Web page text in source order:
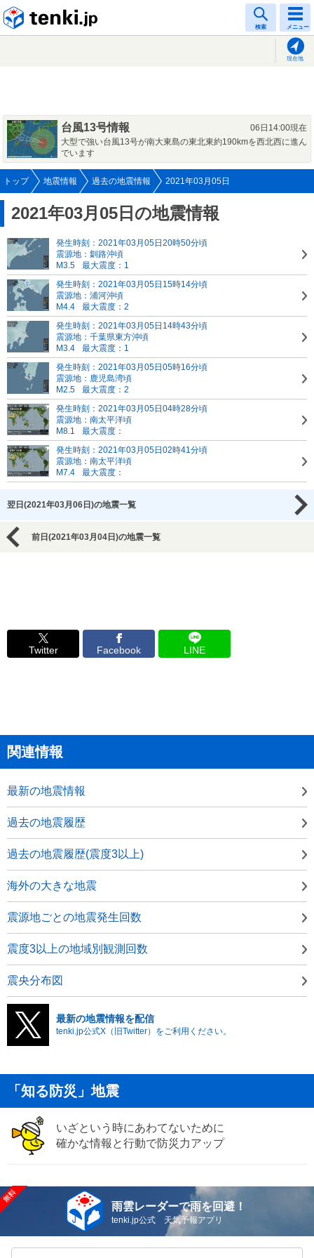
検索 メニュー
現在地
台風13号情報
06日14:00現在
大型で強い台風13号が南大東島の東北東約190kmを西北西に進ん
でいます
トップ 地震情報 過去の地震情報 2021年03月05日
2021年03月05日の地震情報
発生時刻：2021年03月05日20時50分頃
震源地：釧路沖頃
M3.5
最大震度：1
発生時刻：2021年03月05日15時14分頃
震源地：浦河沖頃
M4.4
最大震度：2
発生時刻：2021年03月05日14時43分頃
震源地：千葉県東方沖頃
M3.4
最大震度：1
発生時刻：2021年03月05日05時16分頃
震源地：鹿児島湾頃
M2.5
最大震度：2
発生時刻：2021年03月05日04時28分頃
震源地：南太平洋頃
M8.1
最大震度：
発生時刻：2021年03月05日02時41分頃
震源地：南太平洋頃
M7.4
最大震度：
翌日(2021年03月06日)の地震一覧
前日(2021年03月04日)の地震一覧
Twitter Facebook LINE
関連情報
最新の地震情報
過去の地震履歴
過去の地震履歴(震度3以上)
海外の大きな地震
震源地ごとの地震発生回数
震度3以上の地域別観測回数
震央分布図
最新の地震情報を配信
tenki.jp公式X（旧Twitter）をご利用ください。
「知る防災」地震
いざという時にあわてないために
確かな情報と行動で防災力アップ
雨雲レーダーで雨を回避！
tenki.jp公式 天気予報アプリ